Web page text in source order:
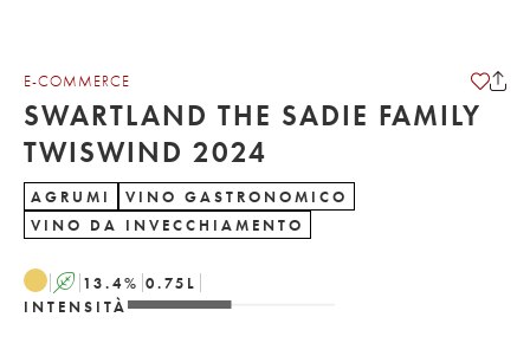
E-COMMERCE
SWARTLAND THE SADIE FAMILY
TWISWIND 2024
AGRUMI
VINO GASTRONOMICO
VINO DA INVECCHIAMENTO
A 13.4% 0.75 L
INTENSITÀ